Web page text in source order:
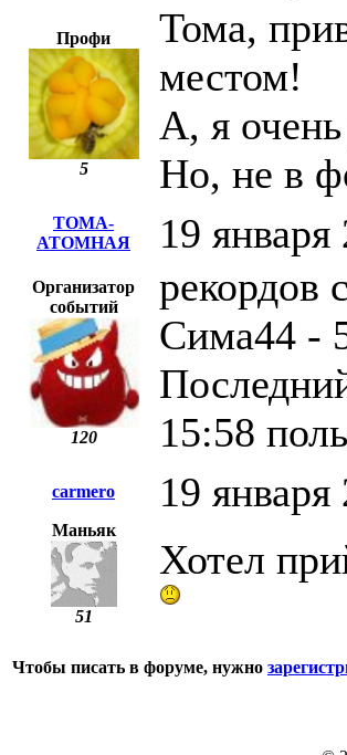
Профи
5
Тома,
местом!
А, я
Но, не в
ТОМА-
АТОМНАЯ
19
Организатор
событий
120
рекордов
Сима44 -
15:58
carmero 19
Маньяк
51
Хотел
Чтобы писать в форуме, нужно